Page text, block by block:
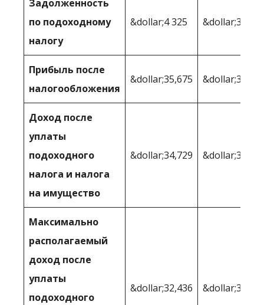
Задолженность
по подоходному
налогу
&dollar;4 325 &dollar;3 338
Прибыль после
налогообложения
&dollar;35,675 &dollar;36
Доход после
уплаты
подоходного
налога и налога
на имущество
&dollar;34,729 &dollar;34
Максимально
располагаемый
доход после
уплаты
подоходного
&dollar;32,436